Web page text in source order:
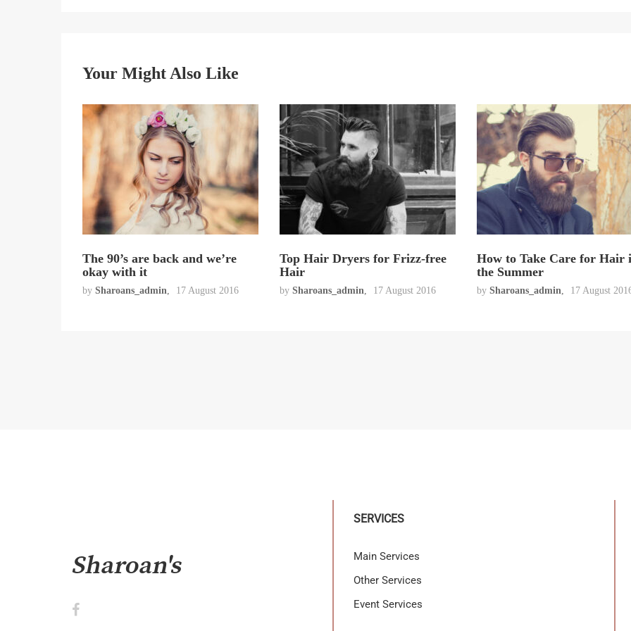
Your Might Also Like
The 90’s are back and we’re
okay with it
by Sharoans_admin 17 August 2016
Top Hair Dryers for Frizz-free
Hair
by Sharoans_admin 17 August 2016
How to Take Care for Hair
the Summer
by Sharoans_admin 17 August
SERVICES
Main Services
Other Services
Event Services